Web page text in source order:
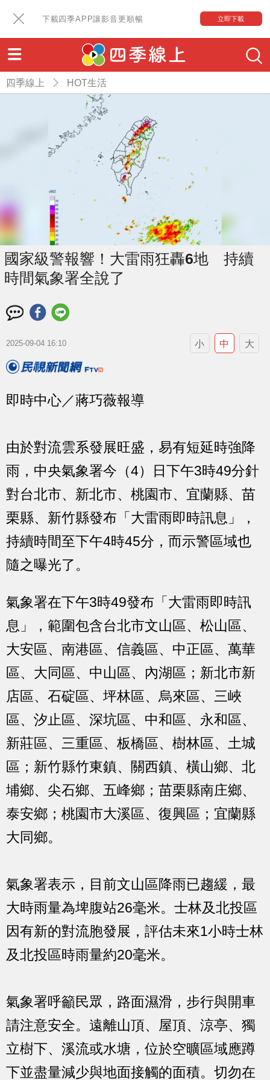
下載四季APP讓影音更順暢 立即下載
四季線上 HOT生活
國家級警報響！大雷雨狂轟6地 持續
時間氣象署全說了
2025-09-04 16:10 小 中 大
即時中心／蔣巧薇報導
由於對流雲系發展旺盛，易有短延時強降
雨，中央氣象署今（4）日下午3時49分針
對台北市、新北市、桃園市、宜蘭縣、苗
栗縣、新竹縣發布「大雷雨即時訊息」，
持續時間至下午4時45分，而示警區域也
隨之曝光了。
氣象署在下午3時49發布「大雷雨即時訊
息」，範圍包含台北市文山區、松山區、
大安區、南港區、信義區、中正區、萬華
區、大同區、中山區、內湖區；新北市新
店區、石碇區、坪林區、烏來區、三峽
區、汐止區、深坑區、中和區、永和區、
新莊區、三重區、板橋區、樹林區、土城
區；新竹縣竹東鎮、關西鎮、橫山鄉、北
埔鄉、尖石鄉、五峰鄉；苗栗縣南庄鄉、
泰安鄉；桃園市大溪區、復興區；宜蘭縣
大同鄉。
氣象署表示，目前文山區降雨已趨緩，最
大時雨量為埤腹站26毫米。士林及北投區
因有新的對流胞發展，評估未來1小時士林
及北投區時雨量約20毫米。
氣象署呼籲民眾，路面濕滑，步行與開車
請注意安全。遠離山頂、屋頂、涼亭、獨
立樹下、溪流或水塘，位於空曠區域應蹲
下並盡量減少與地面接觸的面積。切勿在